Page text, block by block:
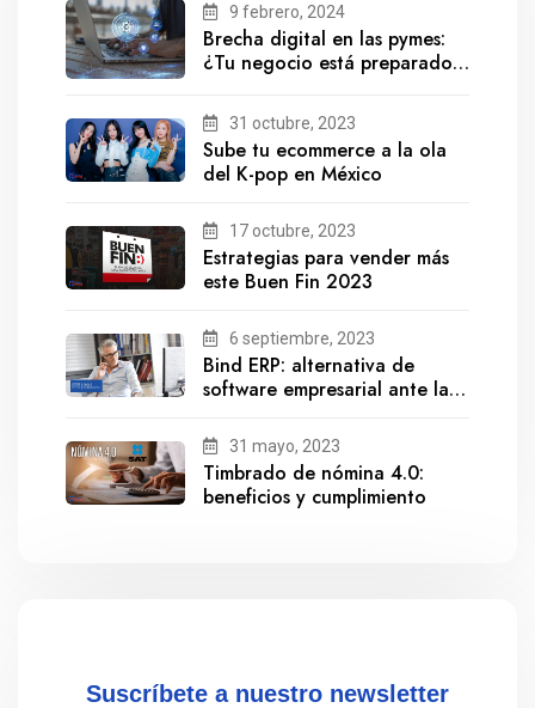
9 febrero, 2024
Brecha digital en las pymes:
¿Tu negocio está preparado
31 octubre, 2023
Sube tu ecommerce a la ola
del K-pop en México
17 octubre, 2023
Estrategias para vender más
este Buen Fin 2023
6 septiembre, 2023
Bind ERP: alternativa de
software empresarial ante la
31 mayo, 2023
Timbrado de nómina 4.0:
beneficios y cumplimiento
Suscríbete a nuestro newsletter